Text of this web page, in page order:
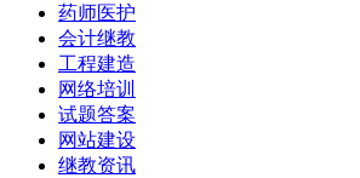
药师医护
会计继教
工程建造
网络培训
试题答案
网站建设
继教资讯